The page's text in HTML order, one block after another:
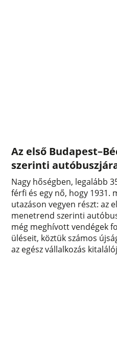
Az első
szerinti
Nagy hőségben, legalább
férfi és egy nő, hogy 1931.
utazáson vegyen részt: az
menetrend szerinti
még meghívott vendégek
üléseit, köztük számos
az egész vállalkozás